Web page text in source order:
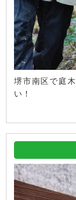
堺市南区で庭
い！